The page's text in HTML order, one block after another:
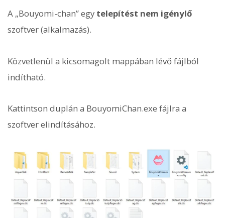
A „Bouyomi-chan” egy telepítést nem igénylő
szoftver (alkalmazás).
Közvetlenül a kicsomagolt mappában lévő fájlból
indítható.
Kattintson duplán a BouyomiChan.exe fájlra a
szoftver elindításához.